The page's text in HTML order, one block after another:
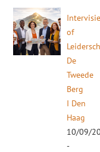
of
De
Tweede
Berg
I Den
Haag
10/09/
-